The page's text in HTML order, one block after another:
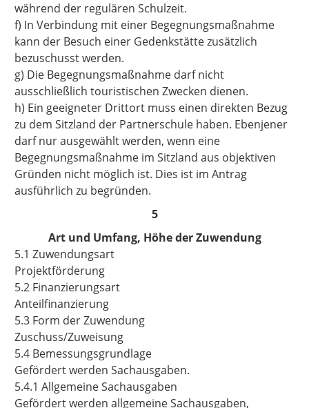
während der regulären Schulzeit.
f) In Verbindung mit einer Begegnungsmaßnahme
kann der Besuch einer Gedenkstätte zusätzlich
bezuschusst werden.
g) Die Begegnungsmaßnahme darf nicht
ausschließlich touristischen Zwecken dienen.
h) Ein geeigneter Drittort muss einen direkten Bezug
zu dem Sitzland der Partnerschule haben. Ebenjener
darf nur ausgewählt werden, wenn eine
Begegnungsmaßnahme im Sitzland aus objektiven
Gründen nicht möglich ist. Dies ist im Antrag
ausführlich zu begründen.
5
Art und Umfang, Höhe der Zuwendung
5.1 Zuwendungsart
Projektförderung
5.2 Finanzierungsart
Anteilfinanzierung
5.3 Form der Zuwendung
Zuschuss/Zuweisung
5.4 Bemessungsgrundlage
Gefördert werden Sachausgaben.
5.4.1 Allgemeine Sachausgaben
Gefördert werden allgemeine Sachausgaben,